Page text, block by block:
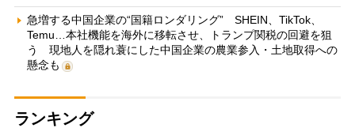
急増する中国企業の“国籍ロンダリング” SHEIN、TikTok、
Temu…本社機能を海外に移転させ、トランプ関税の回避を狙
う 現地人を隠れ蓑にした中国企業の農業参入・土地取得への
懸念も
ランキング